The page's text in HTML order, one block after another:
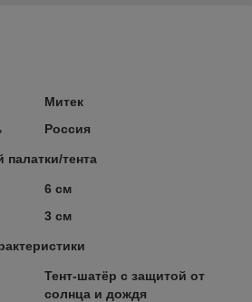
Митек
Россия
палатки/тента
6 см
3 см
Тент-шатёр с защитой от
солнца и дождя